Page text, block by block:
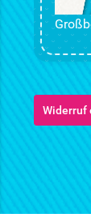
Widerruf